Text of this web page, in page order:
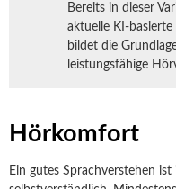
Bereits in dieser
aktuelle KI-
bildet die
leistungsfähige
Hörkomfort
Ein gutes Sprachverstehen